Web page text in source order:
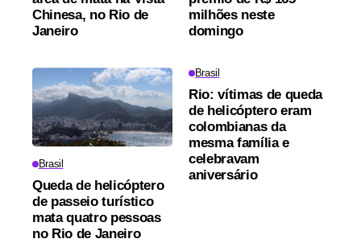
Chinesa, no Rio de
Janeiro
milhões neste
domingo
Brasil
Queda de helicóptero
de passeio turístico
mata quatro pessoas
no Rio de Janeiro
Brasil
Rio: vítimas de queda
de helicóptero eram
colombianas da
mesma família e
celebravam
aniversário